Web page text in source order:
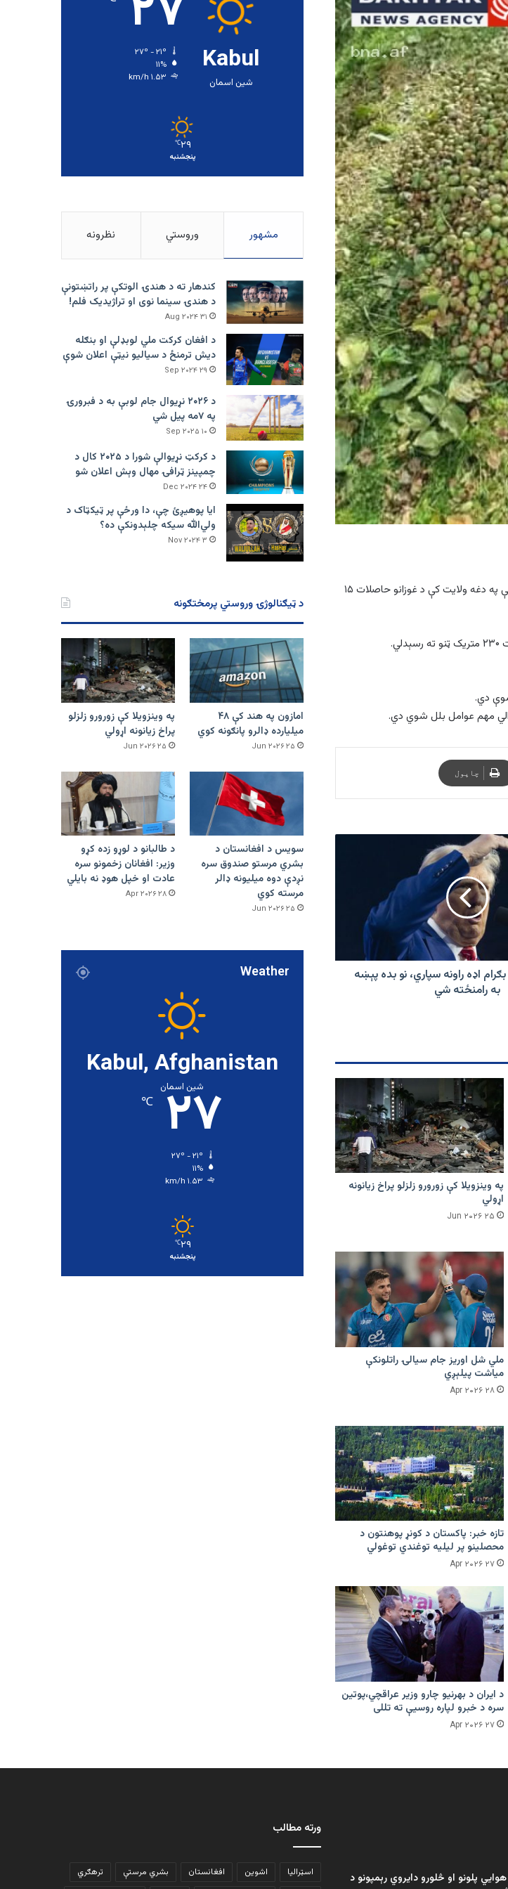
پنجشیر کې د طالبانو د کرنې، اوبو لګولو او مالدارۍ ریاست مسوولین وایي، چې په روان کال کې په دغه ولایت کې د غوزانو حاصلات ۱۵
مهم عوامل بلل شوي دي.
چاپول
اډه راونه سپاري، نو بده پېښه
به رامنځته شي
په وینزویلا کې زورورو زلزلو پراخ زیانونه
اړولي
۲۵ Jun ۲۰۲۶
ملي شل اوریز جام سیالۍ راتلونکې
میاشت پیلېږي
۲۸ Apr ۲۰۲۶
تازه خبر: پاکستان د کونړ پوهنتون د
محصلینو پر لیلیه توغندي توغولي
۲۷ Apr ۲۰۲۶
د ایران د بهرنیو چارو وزیر عراقچي،پوتین
سره د خبرو لپاره روسیې ته تللی
۲۷ Apr ۲۰۲۶
Kabul
شین اسمان
۱۱%
۱.۵۳ km/h
۲۹℃
پنجشنبه
مشهور وروستي نظرونه
کندهار ته د هندۍ الوتکې پر راتښتونې
د هندۍ سینما نوی او تراژيديک فلم!
۳۱ Aug ۲۰۲۴
د افغان کرکت ملي لوبډلې او بنګله
دیش ترمنځ د سیالیو نیټې اعلان شوې
۲۹ Sep ۲۰۲۴
د ۲۰۲۶ نړیوال جام لوبې به د فبرورۍ
په ۷مه پیل شي
۱۰ Sep ۲۰۲۵
د کرکټ نړیوالې شورا د ۲۰۲۵ کال د
چمپینز ټرافۍ مهال وېش اعلان شو
۲۴ Dec ۲۰۲۴
ایا پوهیږئ چې، دا ورځې پر ټيکټاک د
ولي‌الله سیکه چلېدونکې ده؟
۳ Nov ۲۰۲۴
د ټیګنالوژۍ وروستي پرمختګونه
امازون په هند کې ۴۸
میلیارده ډالرو پانګونه کوي
۲۵ Jun ۲۰۲۶
په وینزویلا کې زورورو زلزلو
پراخ زیانونه اړولي
۲۵ Jun ۲۰۲۶
سویس د افغانستان د
بشري مرستو صندوق سره
نږدې دوه میلیونه ډالر
مرسته کوي
۲۵ Jun ۲۰۲۶
د طالبانو د لوړو زده کړو
وزیر: افغانان زخمونو سره
عادت او خپل هوډ نه بایلي
۲۸ Apr ۲۰۲۶
Weather
Kabul, Afghanistan
شین اسمان
۲۷ ℃
۱۱%
۱.۵۳ km/h
۲۹℃
پنجشنبه
پلونو او څلورو دایروي رېمپونو د
ورته مطالب
اسټرالیا اشوین افغانستان بشري مرستې ترهګري